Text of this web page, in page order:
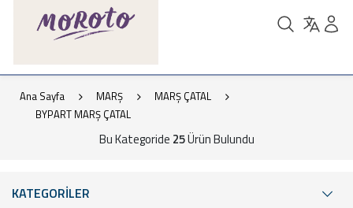
Ana Sayfa MARŞ
MARŞ ÇATAL
BYPART MARŞ ÇATAL
Bu Kategoride 25Ürün Bulundu
KATEGORİLER